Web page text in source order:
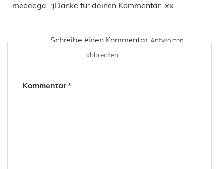
meeeega. :)Danke für deinen Kommentar. xx
Schreibe einen Kommentar Antworten
abbrechen
Kommentar*